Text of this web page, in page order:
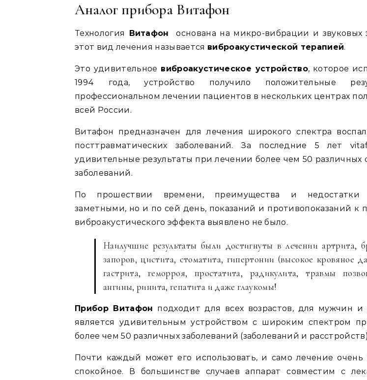
Аналог прибора Витафон
Технология Витафон основана на микро-вибрации и звуковых
этот вид лечения называется виброакустической терапией.
Это удивительное виброакустическое устройство, которое
1994 года, устройство получило положительные
профессиональном лечении пациентов в нескольких центрах
всей России.
Витафон предназначен для лечения широкого спектра
посттравматических заболеваний. За последние 5 лет
удивительные результаты при лечении более чем 50 различных
заболеваний.
По прошествии времени, преимущества и недостатки
заметными, но и по сей день, показаний и противопоказаний к
виброакустического эффекта выявлено не было.
Наилучшие результаты были достигнуты в лечении артрита,
запоров, цистита, стоматита, гипертонии (высокое кровяное
гастрита, геморроя, простатита, радикулита, травмы
ангины, ринита, гепатита и даже глаукомы!
Прибор Витафон подходит для всех возрастов, для мужчин
является удивительным устройством с широким спектром
более чем 50 различных заболеваний (заболеваний и
Почти каждый может его использовать, и само лечение очень
спокойное. В большинстве случаев аппарат совместим с